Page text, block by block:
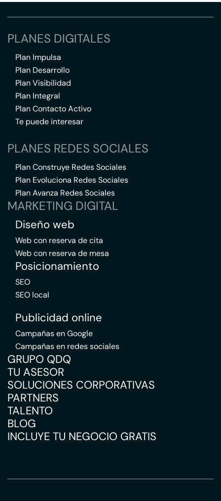
PLANES DIGITALES
Plan Impulsa
Plan Desarrollo
Plan Visibilidad
Plan Integral
Plan Contacto Activo
Te puede interesar
PLANES REDES SOCIALES
Plan Construye Redes Sociales
Plan Evoluciona Redes Sociales
Plan Avanza Redes Sociales
MARKETING DIGITAL
Diseño web
Web con reserva de cita
Web con reserva de mesa
Posicionamiento
SEO
SEO local
Publicidad online
Campañas en Google
Campañas en redes sociales
GRUPO QDQ
TU ASESOR
SOLUCIONES CORPORATIVAS
PARTNERS
TALENTO
BLOG
INCLUYE TU NEGOCIO GRATIS